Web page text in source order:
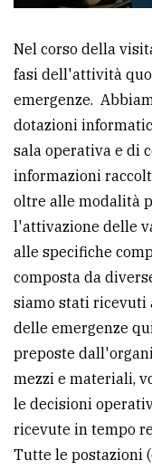
Nel corso della
fasi dell'attività
emergenze.
dotazioni
sala operativa e di
informazioni
oltre alle modalità
l'attivazione delle
alle specifiche
composta da
siamo stati ricevuti
delle emergenze
preposte
mezzi e materiali,
le decisioni
ricevute in tempo
Tutte le postazioni